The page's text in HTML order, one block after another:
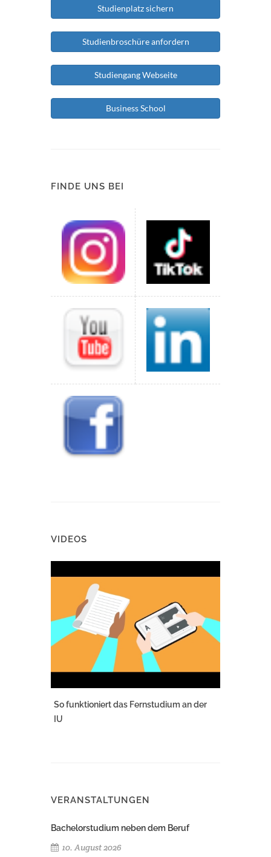
Studienplatz sichern
Studienbroschüre anfordern
Studiengang Webseite
Business School
FINDE UNS BEI
VIDEOS
So funktioniert das Fernstudium an der
IU
VERANSTALTUNGEN
Bachelorstudium neben dem Beruf
10. August 2026